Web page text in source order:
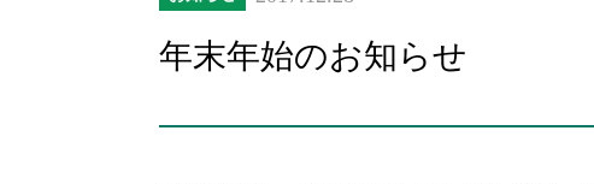
年末年始のお知らせ